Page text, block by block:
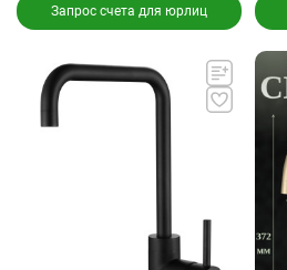
Запрос счета для юрлиц